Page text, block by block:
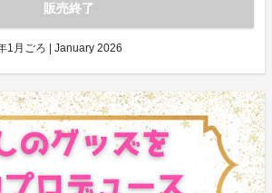
販売終了
1月ごろ | January 2026